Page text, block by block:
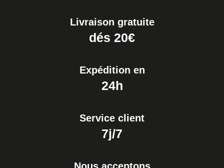
Livraison gratuite
dés 20€
Expédition en
24h
Service client
7j/7